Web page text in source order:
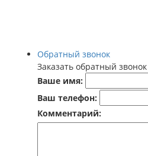
Обратный звонок
Заказать обратный звонок
Ваше имя:
Ваш телефон:
Комментарий: